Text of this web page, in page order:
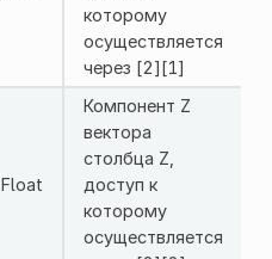
которому
осуществляется
через [2][1]
Float
Компонент Z
вектора
столбца Z,
доступ к
которому
осуществляется